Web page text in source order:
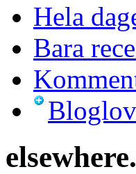
Hela
Bara